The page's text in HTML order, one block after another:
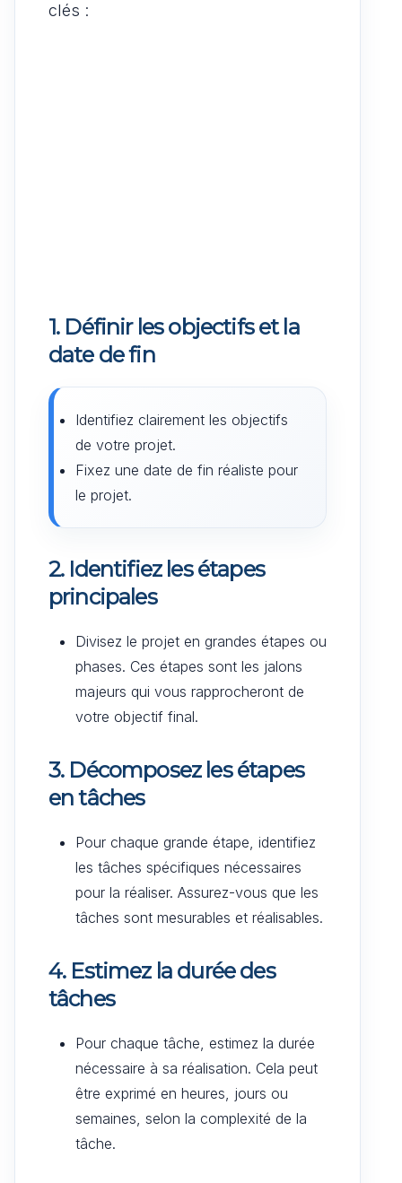
clés :
1. Définir les objectifs et la
date de fin
Identifiez clairement les objectifs
de votre projet.
Fixez une date de fin réaliste pour
le projet.
2. Identifiez les étapes
principales
Divisez le projet en grandes étapes ou
phases. Ces étapes sont les jalons
majeurs qui vous rapprocheront de
votre objectif final.
3. Décomposez les étapes
en tâches
Pour chaque grande étape, identifiez
les tâches spécifiques nécessaires
pour la réaliser. Assurez-vous que les
tâches sont mesurables et réalisables.
4. Estimez la durée des
tâches
Pour chaque tâche, estimez la durée
nécessaire à sa réalisation. Cela peut
être exprimé en heures, jours ou
semaines, selon la complexité de la
tâche.